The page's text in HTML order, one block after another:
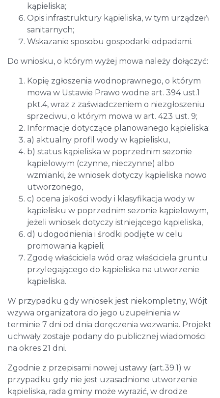
kąpieliska;
Opis infrastruktury kąpieliska, w tym urządzeń
sanitarnych;
Wskazanie sposobu gospodarki odpadami.
Do wniosku, o którym wyżej mowa należy dołączyć:
Kopię zgłoszenia wodnoprawnego, o którym
mowa w Ustawie Prawo wodne art. 394 ust.1
pkt.4, wraz z zaświadczeniem o niezgłoszeniu
sprzeciwu, o którym mowa w art. 423 ust. 9;
Informacje dotyczące planowanego kąpieliska:
a) aktualny profil wody w kąpielisku,
b) status kąpieliska w poprzednim sezonie
kąpielowym (czynne, nieczynne) albo
wzmianki, że wniosek dotyczy kąpieliska nowo
utworzonego,
c) ocena jakości wody i klasyfikacja wody w
kąpielisku w poprzednim sezonie kąpielowym,
jeżeli wniosek dotyczy istniejącego kąpieliska,
d) udogodnienia i środki podjęte w celu
promowania kąpieli;
Zgodę właściciela wód oraz właściciela gruntu
przylegającego do kąpieliska na utworzenie
kąpieliska.
W przypadku gdy wniosek jest niekompletny, Wójt
wzywa organizatora do jego uzupełnienia w
terminie 7 dni od dnia doręczenia wezwania. Projekt
uchwały zostaje podany do publicznej wiadomości
na okres 21 dni.
Zgodnie z przepisami nowej ustawy (art.39.1) w
przypadku gdy nie jest uzasadnione utworzenie
kąpieliska, rada gminy może wyrazić, w drodze